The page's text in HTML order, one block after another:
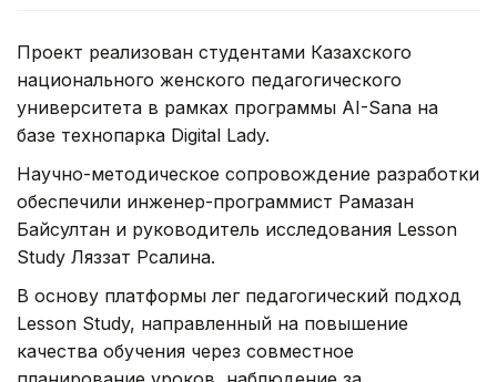
Проект реализован студентами Казахского
национального женского педагогического
университета в рамках программы AI-Sana на
базе технопарка Digital Lady.
Научно-методическое сопровождение разработки
обеспечили инженер-программист Рамазан
Байсултан и руководитель исследования Lesson
Study Ляззат Рсалина.
В основу платформы лег педагогический подход
Lesson Study, направленный на повышение
качества обучения через совместное